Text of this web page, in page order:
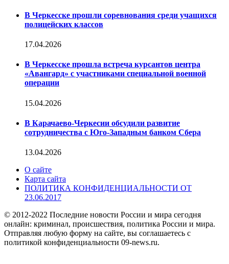
В Черкесске прошли соревнования среди учащихся
полицейских классов
17.04.2026
В Черкесске прошла встреча курсантов центра
«Авангард» с участниками специальной военной
операции
15.04.2026
В Карачаево-Черкесии обсудили развитие
сотрудничества с Юго-Западным банком Сбера
13.04.2026
О сайте
Карта сайта
ПОЛИТИКА КОНФИДЕНЦИАЛЬНОСТИ ОТ
23.06.2017
© 2012-2022 Последние новости России и мира сегодня
онлайн: криминал, происшествия, политика России и мира.
Отправляя любую форму на сайте, вы соглашаетесь с
политикой конфиденциальности 09-news.ru.